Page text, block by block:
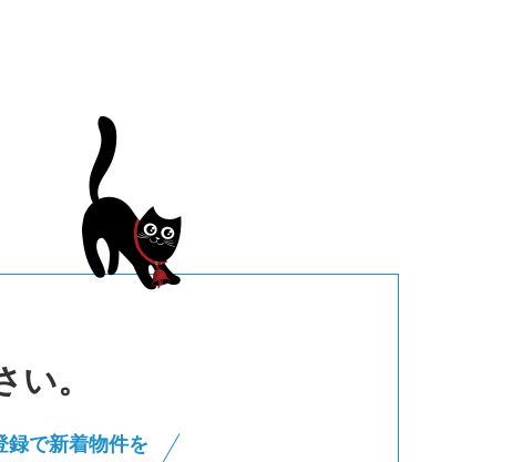
。
録で新着物件を